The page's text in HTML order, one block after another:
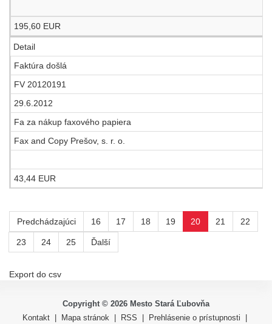
195,60 EUR
Detail
Faktúra došlá
FV 20120191
29.6.2012
Fa za nákup faxového papiera
Fax and Copy Prešov, s. r. o.
43,44 EUR
Predchádzajúci 16 17 18 19 20 21 22
23 24 25 Ďalší
Export do csv
Copyright © 2026 Mesto Stará Ľubovňa
Kontakt
Mapa stránok RSS Prehlásenie o prístupnosti